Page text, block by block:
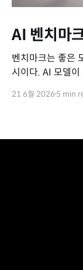
AI 벤치마
벤치마크는 좋은
시이다. AI 모델이 새로 나올 때마다 몇몇 사람들은 벤치마크
GPQA-D, SWE-
21 6월 2026 5 min